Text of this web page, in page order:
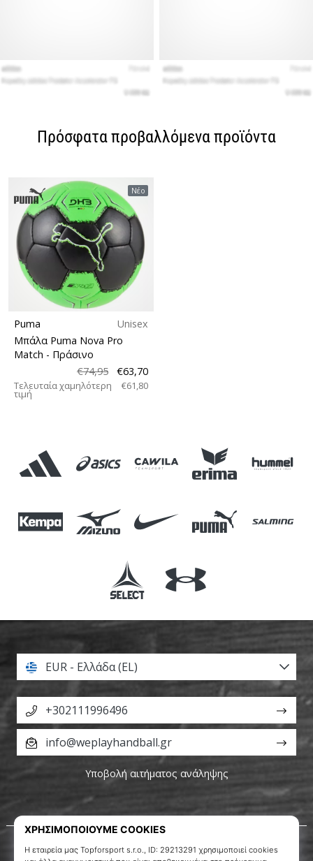
Πρόσφατα προβαλλόμενα προϊόντα
Νέο
Puma
Unisex
Μπάλα Puma Nova Pro
Match - Πράσινο
€74,95
€63,70
Τελευταία χαμηλότερη
τιμή
€61,80
Σχετικά μ' εμάς
EUR - Ελλάδα (EL)
+302111996496
info@weplayhandball.gr
Υποβολή αιτήματος ανάληψης